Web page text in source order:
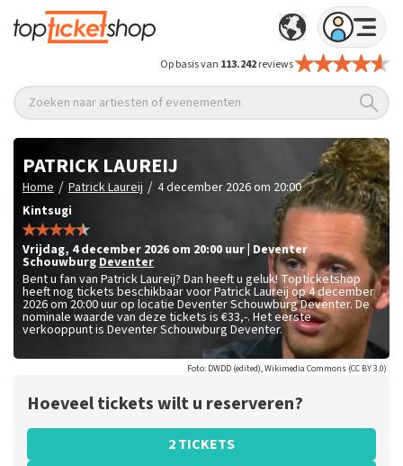
Op basis van 113.242reviews
Zoeken naar artiesten of evenementen
PATRICK LAUREIJ
Home / Patrick Laureij / 4 december 2026 om 20:00
Kintsugi
vrijdag, 4 december 2026 om 20:00 uur Deventer
SchouwburgDeventer
Bent u fan van Patrick Laureij? Dan heeft u geluk! Topticketshop
heeft nog tickets beschikbaar voor Patrick Laureij op 4 december
2026 om 20:00 uur op locatie Deventer Schouwburg Deventer. De
nominale waarde van deze tickets is €33,-. Het eerste
verkooppunt is Deventer Schouwburg Deventer.
Foto: DWDD (edited), Wikimedia Commons (CC BY 3.0)
Hoeveel tickets wilt u reserveren?
2 TICKETS